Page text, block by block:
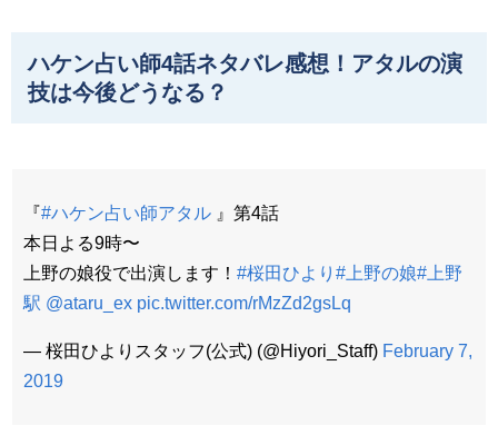
ハケン占い師4話ネタバレ感想！アタルの演
技は今後どうなる？
『#ハケン占い師アタル 』第4話
本日よる9時〜
上野の娘役で出演します！ #桜田ひより #上野の娘#上野
駅 @ataru_ex pic.twitter.com/rMzZd2gsLq
— 桜田ひよりスタッフ(公式) (@Hiyori_Staff) February 7,
2019